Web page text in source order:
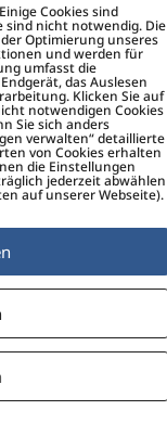
Cookies sind
sind nicht notwendig. Die
Optimierung unseres
und werden für
umfasst die
das Auslesen
Klicken Sie auf
notwendigen Cookies
Sie sich anders
verwalten“ detaillierte
von Cookies erhalten
die Einstellungen
jederzeit abwählen
auf unserer Webseite).